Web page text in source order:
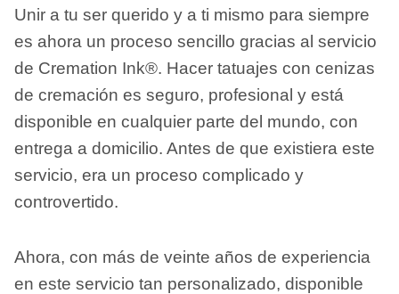
Unir a tu ser querido y a ti mismo para siempre
es ahora un proceso sencillo gracias al servicio
de Cremation Ink®. Hacer tatuajes con cenizas
de cremación es seguro, profesional y está
disponible en cualquier parte del mundo, con
entrega a domicilio. Antes de que existiera este
servicio, era un proceso complicado y
controvertido.
Ahora, con más de veinte años de experiencia
en este servicio tan personalizado, disponible